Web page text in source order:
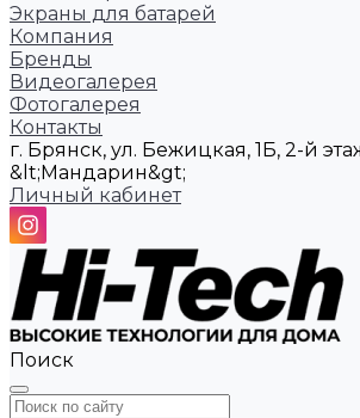
Экраны для батарей
Компания
Бренды
Видеогалерея
Фотогалерея
Контакты
г. Брянск, ул. Бежицкая, 1Б, 2-й
&lt;Мандарин&gt;
Личный кабинет
Поиск